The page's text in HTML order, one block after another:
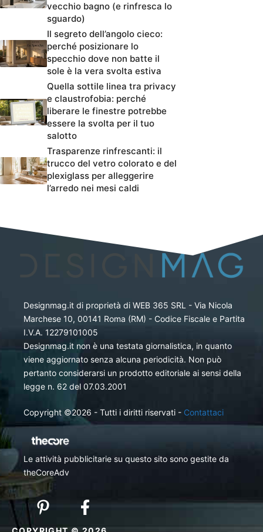
vecchio bagno (e rinfresca lo
sguardo)
Il segreto dell’angolo cieco:
perché posizionare lo
specchio dove non batte il
sole è la vera svolta estiva
Quella sottile linea tra privacy
e claustrofobia: perché
liberare le finestre potrebbe
essere la svolta per il tuo
salotto
Trasparenze rinfrescanti: il
trucco del vetro colorato e del
plexiglass per alleggerire
l’arredo nei mesi caldi
Designmag.it di proprietà di WEB 365 SRL - Via Nicola
Marchese 10, 00141 Roma (RM) - Codice Fiscale e Partita
I.V.A. 12279101005
Designmag.it non è una testata giornalistica, in quanto
viene aggiornato senza alcuna periodicità. Non può
pertanto considerarsi un prodotto editoriale ai sensi della
legge n. 62 del 07.03.2001
Copyright ©2026 - Tutti i diritti riservati - Contattaci
Le attività pubblicitarie su questo sito sono gestite da
theCoreAdv